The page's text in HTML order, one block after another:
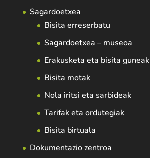
Sagardoetxea
Bisita erreserbatu
Sagardoetxea – museoa
Erakusketa eta bisita guneak
Bisita motak
Nola iritsi eta sarbideak
Tarifak eta ordutegiak
Bisita birtuala
Dokumentazio zentroa